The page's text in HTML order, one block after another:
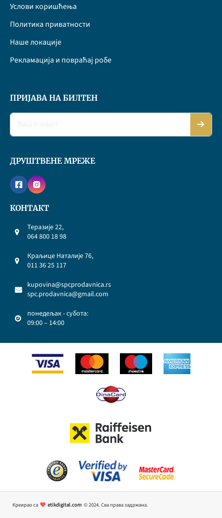
Услови коришћења
Политика приватности
Наше локације
Рекламација и повраћај робе
ПРИЈАВА НА БИЛТЕН
ДРУШТВЕНЕ МРЕЖЕ
КОНТАКТ
Теразије 22,
064 800 18 98
Краљице Наталије 76,
011 36 25 117
kupovina@spcprodavnica.rs
spc.prodavnica@gmail.com
понедељак - субота:
09:00 – 14:00
Креирао са etikdigital.com © 2024. Сва права задржана.